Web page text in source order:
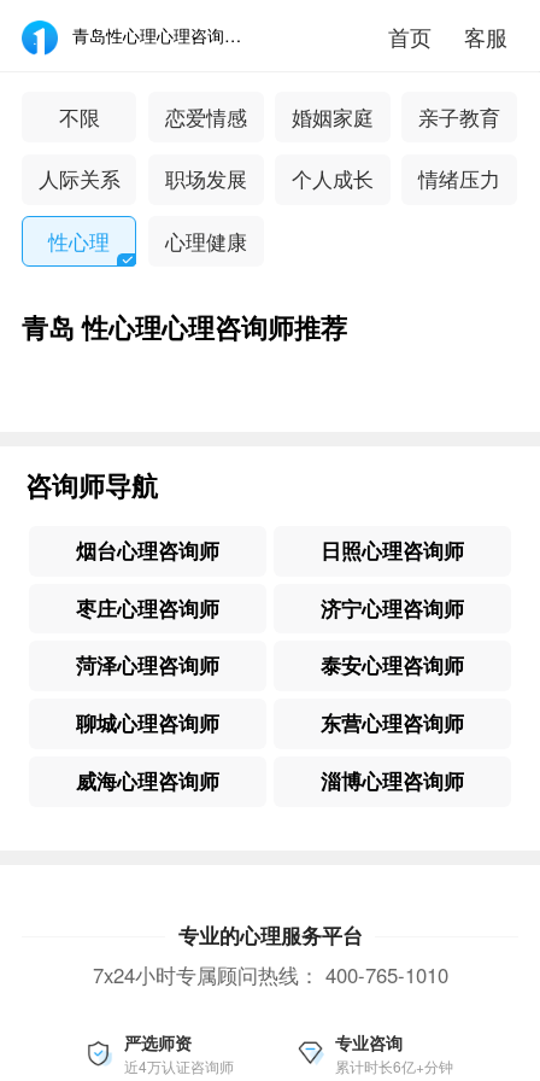
青岛性心理心理咨询医生推荐_青岛性心理心理咨询专家哪个好-壹点灵 首页 客服
不限 恋爱情感 婚姻家庭 亲子教育
人际关系 职场发展 个人成长 情绪压力
性心理 心理健康
青岛 性心理心理咨询师推荐
咨询师导航
烟台心理咨询师
日照心理咨询师
枣庄心理咨询师
济宁心理咨询师
菏泽心理咨询师
泰安心理咨询师
聊城心理咨询师
东营心理咨询师
威海心理咨询师
淄博心理咨询师
专业的心理服务平台
7x24小时专属顾问热线： 400-765-1010
严选师资
近4万认证咨询师
专业咨询
累计时长6亿+分钟